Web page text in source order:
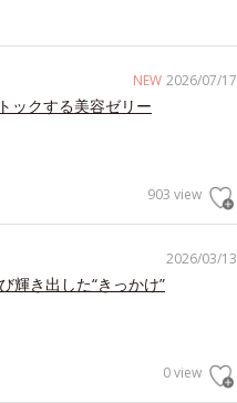
NEW 2026/07/17
ックする美容ゼリー
903 view
2026/03/13
輝き出した“きっかけ”
0 view